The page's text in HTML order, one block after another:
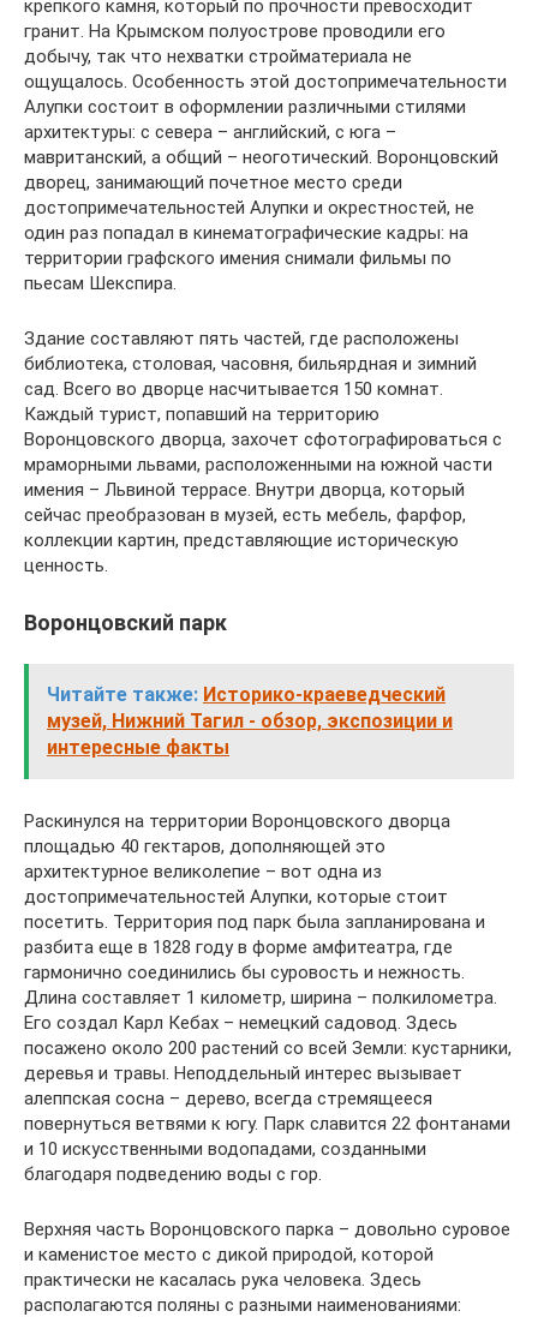
крепкого камня, который по прочности превосходит
гранит. На Крымском полуострове проводили его
добычу, так что нехватки стройматериала не
ощущалось. Особенность этой достопримечательности
Алупки состоит в оформлении различными стилями
архитектуры: с севера – английский, с юга –
мавританский, а общий – неоготический. Воронцовский
дворец, занимающий почетное место среди
достопримечательностей Алупки и окрестностей, не
один раз попадал в кинематографические кадры: на
территории графского имения снимали фильмы по
пьесам Шекспира.
Здание составляют пять частей, где расположены
библиотека, столовая, часовня, бильярдная и зимний
сад. Всего во дворце насчитывается 150 комнат.
Каждый турист, попавший на территорию
Воронцовского дворца, захочет сфотографироваться с
мраморными львами, расположенными на южной части
имения – Львиной террасе. Внутри дворца, который
сейчас преобразован в музей, есть мебель, фарфор,
коллекции картин, представляющие историческую
ценность.
Воронцовский парк
Читайте также: Историко-краеведческий
музей, Нижний Тагил - обзор, экспозиции и
интересные факты
Раскинулся на территории Воронцовского дворца
площадью 40 гектаров, дополняющей это
архитектурное великолепие – вот одна из
достопримечательностей Алупки, которые стоит
посетить. Территория под парк была запланирована и
разбита еще в 1828 году в форме амфитеатра, где
гармонично соединились бы суровость и нежность.
Длина составляет 1 километр, ширина – полкилометра.
Его создал Карл Кебах – немецкий садовод. Здесь
посажено около 200 растений со всей Земли: кустарники,
деревья и травы. Неподдельный интерес вызывает
алеппская сосна – дерево, всегда стремящееся
повернуться ветвями к югу. Парк славится 22 фонтанами
и 10 искусственными водопадами, созданными
благодаря подведению воды с гор.
Верхняя часть Воронцовского парка – довольно суровое
и каменистое место с дикой природой, которой
практически не касалась рука человека. Здесь
располагаются поляны с разными наименованиями: